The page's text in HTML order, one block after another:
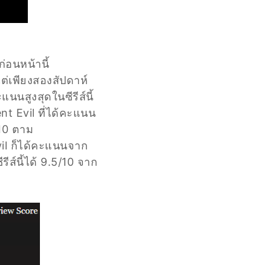
อนหน้านี้
เพียงสองสัปดาห์
แนนสูงสุดในซีรีส์นี้
Evil ที่ได้คะแนน
ตาม
ก็ได้คะแนนจาก
ส์นี้ได้ 9.5/10 จาก